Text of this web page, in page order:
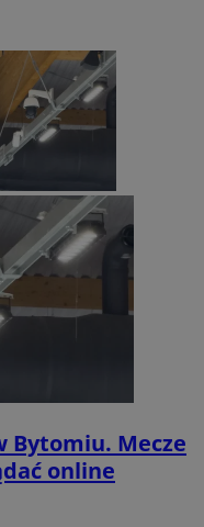
Bytomiu. Mecze
online